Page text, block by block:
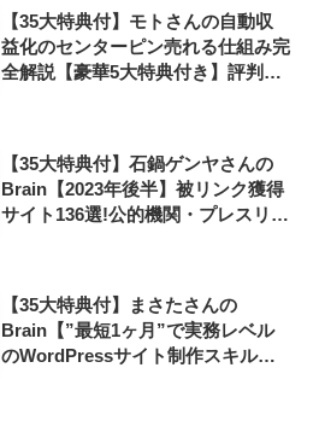
【35大特典付】モトさんの自動収
益化のセンターピン売れる仕組み完
全解説【豪華5大特典付き】評判口
【35大特典付】石鍋ゲンヤさんの
Brain【2023年後半】被リンク獲得
サイト136選!公的機関・プレスリリ
【35大特典付】まさたさんの
Brain【”最短1ヶ月”で実務レベル
のWordPressサイト制作スキルが